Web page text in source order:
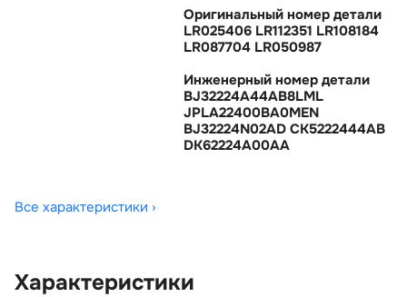
Оригинальный номер детали
LR025406 LR112351 LR108184
LR087704 LR050987
Инженерный номер детали
BJ32224A44AB8LML
JPLA22400BA0MEN
BJ32224N02AD CK5222444AB
DK62224A00AA
Все характеристики ›
Характеристики